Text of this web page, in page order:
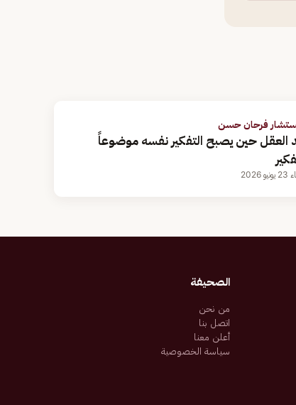
فرحان حسن
العقل حين يصبح التفكير نفسه موضوعاً
2026
الصحيفة
من نحن
اتصل بنا
أعلن معنا
سياسة الخصوصية